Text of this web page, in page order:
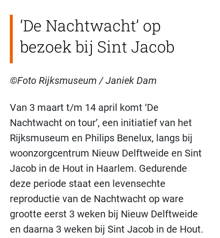
‘De Nachtwacht’ op
bezoek bij Sint Jacob
©Foto Rijksmuseum / Janiek Dam
Van 3 maart t/m 14 april komt ‘De
Nachtwacht on tour’, een initiatief van het
Rijksmuseum en Philips Benelux, langs bij
woonzorgcentrum Nieuw Delftweide en Sint
Jacob in de Hout in Haarlem. Gedurende
deze periode staat een levensechte
reproductie van de Nachtwacht op ware
grootte eerst 3 weken bij Nieuw Delftweide
en daarna 3 weken bij Sint Jacob in de Hout.